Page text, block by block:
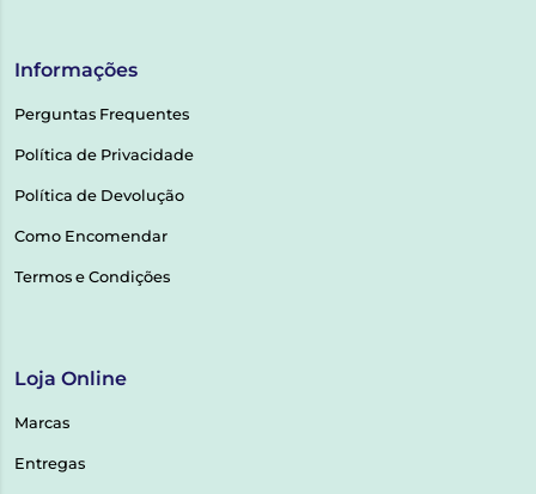
Informações
Perguntas Frequentes
Política de Privacidade
Política de Devolução
Como Encomendar
Termos e Condições
Loja Online
Marcas
Entregas